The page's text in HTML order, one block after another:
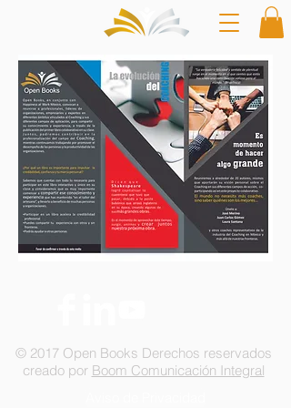
© 2017 Open Books Derechos reservados
creado por Boom Comunicación Integral